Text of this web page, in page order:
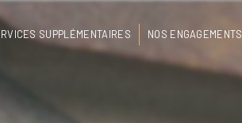
SUPPLÉMENTAIRES NOS ENGAGEMENTS